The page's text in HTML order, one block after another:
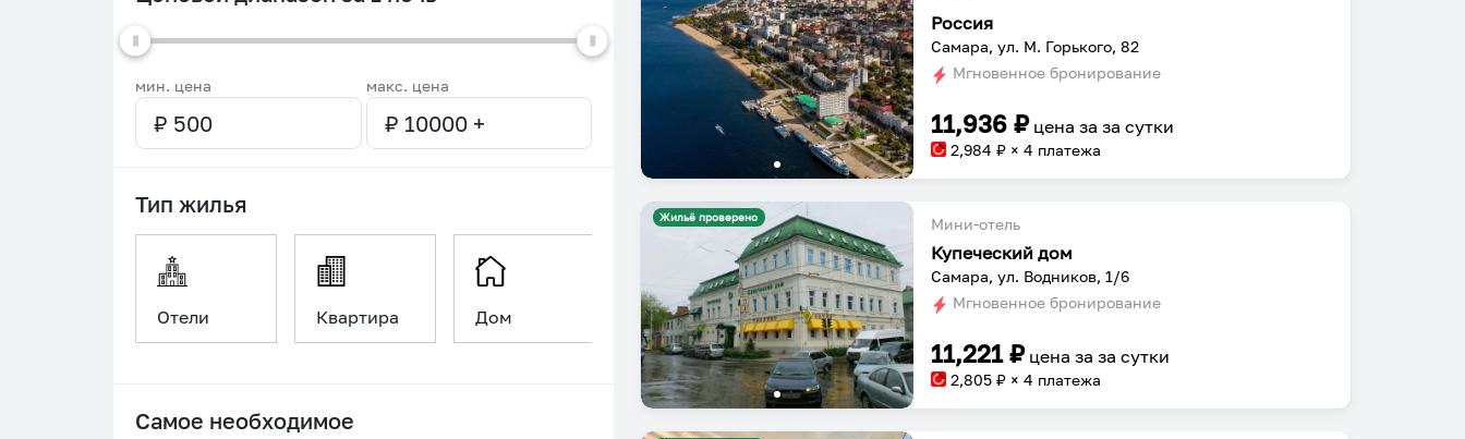
мин. цена макс. цена
Тип жилья
Отели Квартира Дом Уникальное
Самое необходимое
Россия
Самара, ул. М. Горького, 82
Мгновенное бронирование
11,936 ₽ цена заза сутки
2,984 ₽ × 4 платежа
Жильё проверено Мини-отель
Купеческий дом
Самара, ул. Водников, 1/6
Мгновенное бронирование
11,221₽ цена заза сутки
2,805 ₽ × 4 платежа